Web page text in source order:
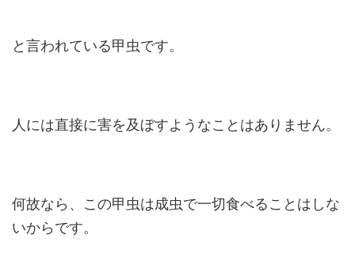
と言われている甲虫です。
人には直接に害を及ぼすようなことはありません。
何故なら、この甲虫は成虫で一切食べることはしな
いからです。